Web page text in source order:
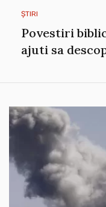
ȘTIRI
Povestiri
ajuti sa